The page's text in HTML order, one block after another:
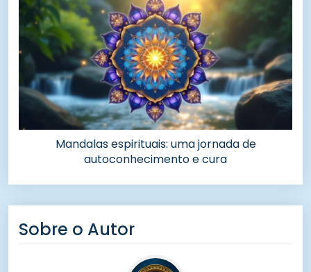
Mandalas espirituais: uma jornada de
autoconhecimento e cura
Sobre o Autor